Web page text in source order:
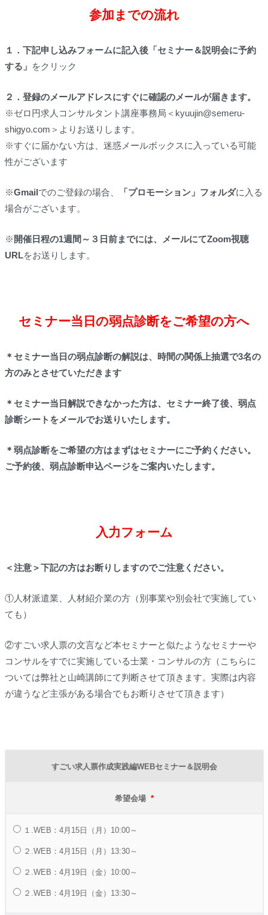
参加までの流れ
１． 下記申し込みフォームに記入後「セミナー＆説明会に予約
する」 をクリック
２． 登録のメールアドレスにすぐに確認のメールが届きます。
※ゼロ円求人コンサルタント講座事務局＜kyuujin@semeru-
shigyo.com＞よりお送りします。
※すぐに届かない方は、迷惑メールボックスに入っている可能
性がございます
※Gmailでのご登録の場合、 「プロモーション」フォルダに入る
場合がございます。
※ 開催日程の1週間～３日前までには、メールにてZoom視聴
URLをお送りします。
セミナー当日の弱点診断をご希望の方へ
＊セミナー当日の弱点診断の解説は、時間の関係上抽選で3名の
方のみとさせていただきます
＊セミナー当日解説できなかった方は、セミナー終了後、弱点
診断シートをメールでお送りいたします。
＊弱点診断をご希望の方はまずはセミナーにご予約ください。
ご予約後、弱点診断申込ページをご案内いたします。
入力フォーム
＜注意＞下記の方はお断りしますのでご注意ください。
①人材派遣業、人材紹介業の方（別事業や別会社で実施してい
ても）
②すごい求人票の文言など本セミナーと似たようなセミナーや
コンサルをすでに実施している士業・コンサルの方（こちらに
ついては弊社と山崎講師にて判断させて頂きます。 実際は内容
が違うなど主張がある場合でもお断りさせて頂きます）
すごい求人票作成実践編WEBセミナー＆説明会
希望会場 *
１.WEB：4月15日（月）10:00～
２.WEB：4月15日（月）13:30～
２.WEB：4月19日（金）10:00～
２.WEB：4月19日（金）13:30～